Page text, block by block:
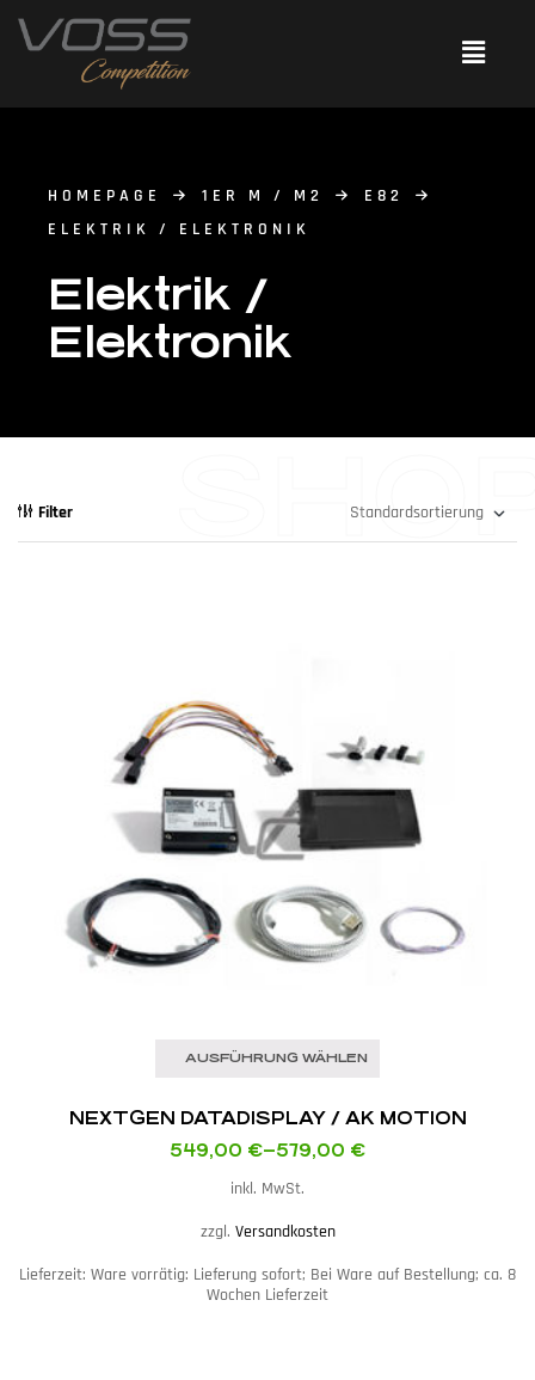
HOMEPAGE 1ER M / M2
E82
ELEKTRIK / ELEKTRONIK
Elektrik /
Elektronik
Filter
AUSFÜHRUNG WÄHLEN
NEXTGEN DATADISPLAY / AK MOTION
549,00 €–579,00 €
inkl. MwSt.
zzgl. Versandkosten
Lieferzeit: Ware vorrätig: Lieferung sofort; Bei Ware auf Bestellung; ca. 8
Wochen Lieferzeit